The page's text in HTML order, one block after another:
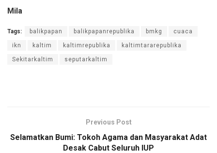
Mila
Tags: balikpapan balikpapanrepublika bmkg cuaca
ikn kaltim kaltimrepublika kaltimtararepublika
Sekitarkaltim seputarkaltim
Previous Post
Selamatkan Bumi: Tokoh Agama dan Masyarakat Adat
Desak Cabut Seluruh IUP